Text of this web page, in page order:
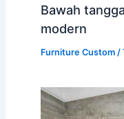
Bawah
modern
Furniture Custom/